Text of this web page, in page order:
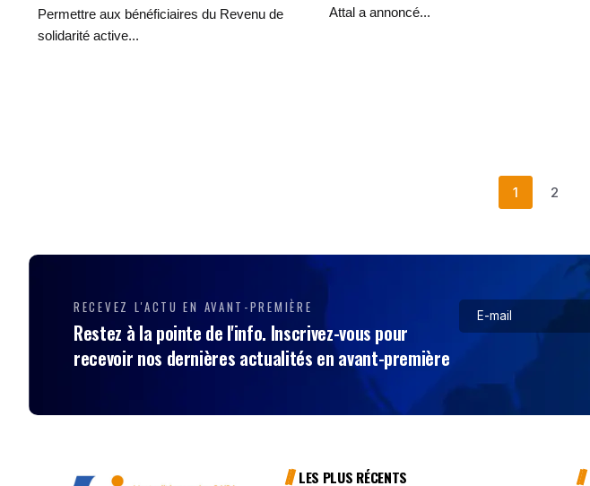
Permettre aux bénéficiaires du Revenu de
solidarité active...
Attal a annoncé...
1 2
RECEVEZ L'ACTU EN AVANT-PREMIÈRE
Restez à la pointe de l'info. Inscrivez-vous pour
recevoir nos dernières actualités en avant-première
LES PLUS RÉCENTS